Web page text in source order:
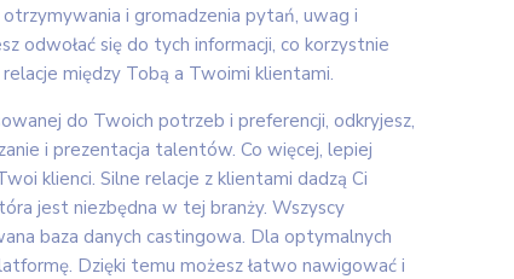
i gromadzenia pytań, uwag i
odwołać się do tych informacji, co korzystnie
między Tobą a Twoimi klientami.
do Twoich potrzeb i preferencji, odkryjesz,
i prezentacja talentów. Co więcej, lepiej
klienci. Silne relacje z klientami dadzą Ci
jest niezbędna w tej branży. Wszyscy
baza danych castingowa. Dla optymalnych
Dzięki temu możesz łatwo nawigować i